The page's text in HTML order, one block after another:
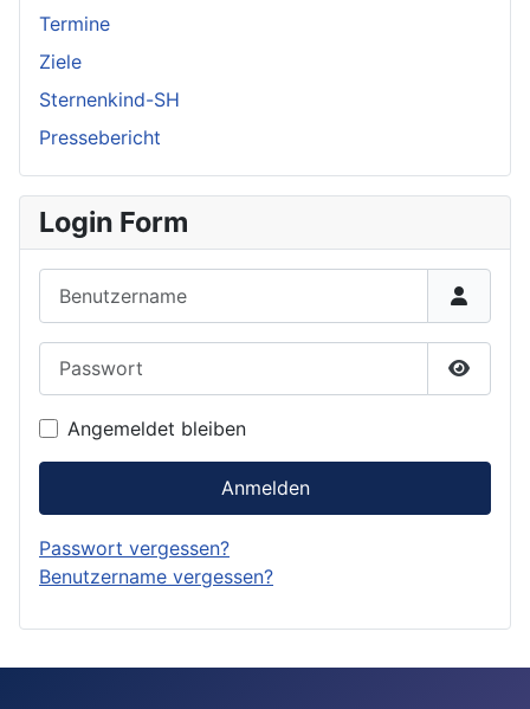
Termine
Ziele
Sternenkind-SH
Pressebericht
Login Form
Angemeldet bleiben
Anmelden
Passwort vergessen?
Benutzername vergessen?